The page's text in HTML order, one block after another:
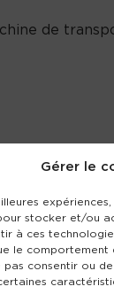
Gérer le
stocker et/ou
à ces
le comportement
pas consentir ou
de